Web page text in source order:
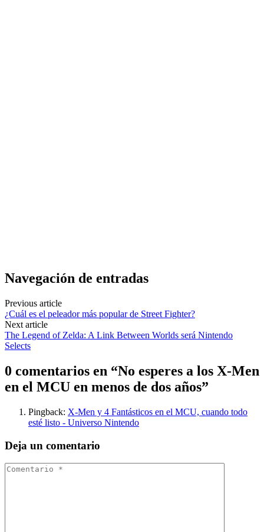
Navegación de entradas
Previous article
¿Cuál es el peleador más popular de Street Fighter?
Next article
The Legend of Zelda: A Link Between Worlds será Nintendo
Selects
0 comentarios en “No esperes a los X-Men
en el MCU en menos de dos años”
Pingback: X-Men y 4 Fantásticos en el MCU, cuando todo
esté listo - Universo Nintendo
Deja un comentario